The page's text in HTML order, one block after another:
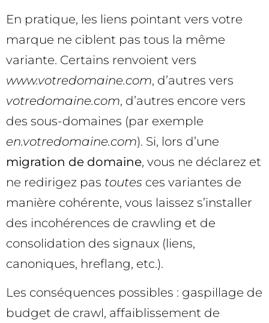
En pratique, les liens pointant vers votre
marque ne ciblent pas tous la même
variante. Certains renvoient vers
www.votredomaine.com, d’autres vers
votredomaine.com, d’autres encore vers
des sous-domaines (par exemple
en.votredomaine.com). Si, lors d’une
migration de domaine, vous ne déclarez et
ne redirigez pas toutes ces variantes de
manière cohérente, vous laissez s’installer
des incohérences de crawling et de
consolidation des signaux (liens,
canoniques, hreflang, etc.).
Les conséquences possibles : gaspillage de
budget de crawl, affaiblissement de